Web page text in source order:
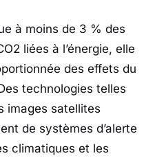
à moins de 3 % des
liées à l’énergie, elle
des effets du
technologies telles
images satellites
de systèmes d’alerte
climatiques et les